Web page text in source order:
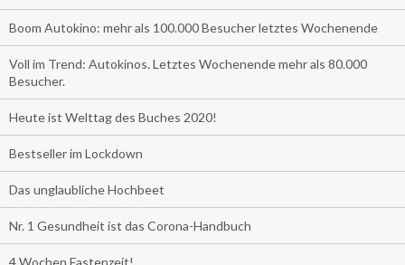
Boom Autokino: mehr als 100.000 Besucher letztes Wochenende
Voll im Trend: Autokinos. Letztes Wochenende mehr als 80.000
Besucher.
Heute ist Welttag des Buches 2020!
Bestseller im Lockdown
Das unglaubliche Hochbeet
Nr. 1 Gesundheit ist das Corona-Handbuch
4 Wochen Fastenzeit!